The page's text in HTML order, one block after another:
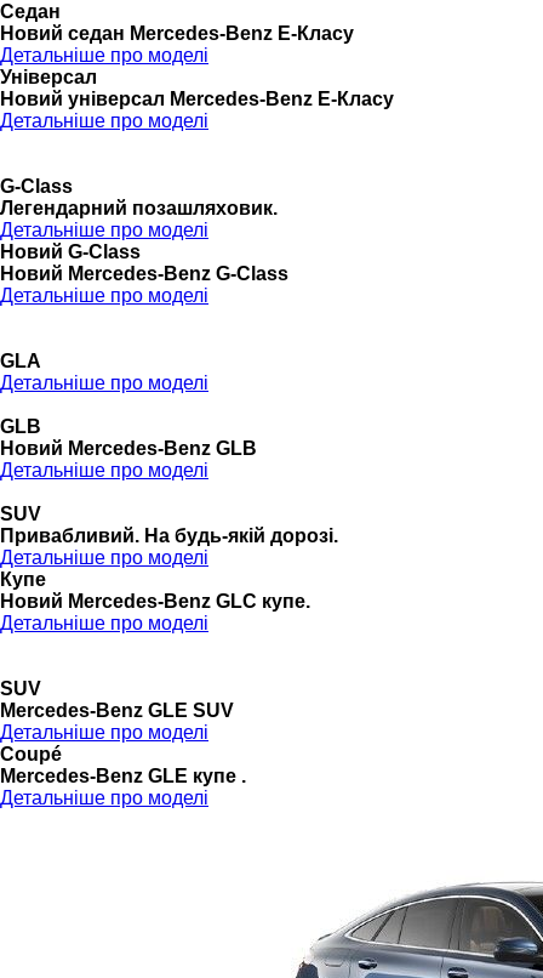
Седан
Новий седан Mercedes-Benz Е-Класу
Детальніше про моделі
Універсал
Новий універсал Mercedes-Benz E-Класу
Детальніше про моделі
G-Class
Легендарний позашляховик.
Детальніше про моделі
Новий G-Class
Новий Mercedes-Benz G-Class
Детальніше про моделі
GLA
Детальніше про моделі
GLB
Новий Mercedes-Benz GLB
Детальніше про моделі
SUV
Привабливий. На будь-якій дорозі.
Детальніше про моделі
Купе
Новий Mercedes-Benz GLС купе.
Детальніше про моделі
SUV
Mercedes-Benz GLE SUV
Детальніше про моделі
Coupé
Mercedes-Benz GLE купе .
Детальніше про моделі